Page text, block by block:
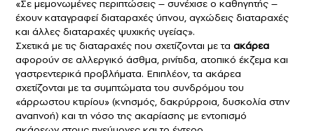
«Σε μεμονωμένες περιπτώσεις – συνέχισε ο καθηγητής –
έχουν καταγραφεί διαταραχές ύπνου, αγχώδεις διαταραχές
και άλλες διαταραχές ψυχικής υγείας».
Σχετικά με τις διαταραχές που σχετίζονται με τα ακάρεα
αφορούν σε αλλεργικό άσθμα, ρινίτιδα, ατοπικό έκζεμα και
γαστρεντερικά προβλήματα. Επιπλέον, τα ακάρεα
σχετίζονται με τα συμπτώματα του συνδρόμου του
«άρρωστου κτιρίου» (κνησμός, δακρύρροια, δυσκολία στην
αναπνοή) και τη νόσο της ακαρίασης με εντοπισμό